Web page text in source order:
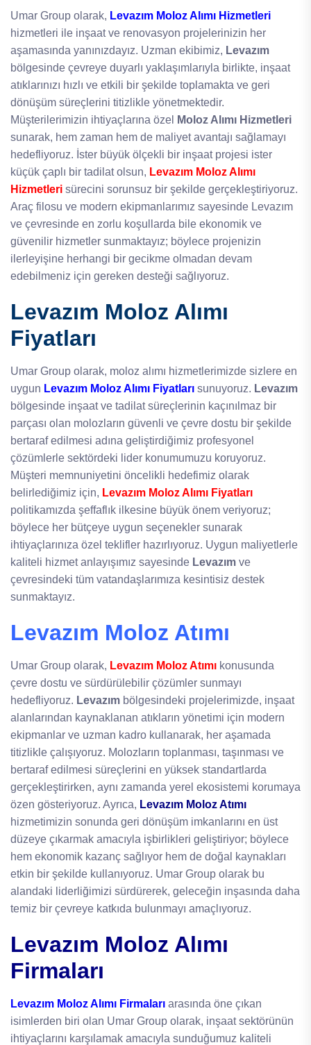
Umar Group olarak, Levazım Moloz Alımı Hizmetleri
hizmetleri ile inşaat ve renovasyon projelerinizin her
aşamasında yanınızdayız. Uzman ekibimiz, Levazım
bölgesinde çevreye duyarlı yaklaşımlarıyla birlikte, inşaat
atıklarınızı hızlı ve etkili bir şekilde toplamakta ve geri
dönüşüm süreçlerini titizlikle yönetmektedir.
Müşterilerimizin ihtiyaçlarına özel
Moloz Alımı Hizmetleri
sunarak, hem zaman hem de maliyet avantajı sağlamayı
hedefliyoruz. İster büyük ölçekli bir inşaat projesi ister
küçük çaplı bir tadilat olsun, Levazım Moloz Alımı
Hizmetleri sürecini sorunsuz bir şekilde gerçekleştiriyoruz.
Araç filosu ve modern ekipmanlarımız sayesinde Levazım
ve çevresinde en zorlu koşullarda bile ekonomik ve
güvenilir hizmetler sunmaktayız; böylece projenizin
ilerleyişine herhangi bir gecikme olmadan devam
edebilmeniz için gereken desteği sağlıyoruz.
Levazım Moloz Alımı
Fiyatları
Umar Group olarak, moloz alımı hizmetlerimizde sizlere en
uygun Levazım Moloz Alımı Fiyatları sunuyoruz. Levazım
bölgesinde inşaat ve tadilat süreçlerinin kaçınılmaz bir
parçası olan molozların güvenli ve çevre dostu bir şekilde
bertaraf edilmesi adına geliştirdiğimiz profesyonel
çözümlerle sektördeki lider konumumuzu koruyoruz.
Müşteri memnuniyetini öncelikli hedefimiz olarak
belirlediğimiz için, Levazım Moloz Alımı Fiyatları
politikamızda şeffaflık ilkesine büyük önem veriyoruz;
böylece her bütçeye uygun seçenekler sunarak
ihtiyaçlarınıza özel teklifler hazırlıyoruz. Uygun maliyetlerle
kaliteli hizmet anlayışımız sayesinde Levazım ve
çevresindeki tüm vatandaşlarımıza kesintisiz destek
sunmaktayız.
Levazım Moloz Atımı
Umar Group olarak, Levazım Moloz Atımı konusunda
çevre dostu ve sürdürülebilir çözümler sunmayı
hedefliyoruz. Levazım bölgesindeki projelerimizde, inşaat
alanlarından kaynaklanan atıkların yönetimi için modern
ekipmanlar ve uzman kadro kullanarak, her aşamada
titizlikle çalışıyoruz. Molozların toplanması, taşınması ve
bertaraf edilmesi süreçlerini en yüksek standartlarda
gerçekleştirirken, aynı zamanda yerel ekosistemi korumaya
özen gösteriyoruz. Ayrıca, Levazım Moloz Atımı
hizmetimizin sonunda geri dönüşüm imkanlarını en üst
düzeye çıkarmak amacıyla işbirlikleri geliştiriyor; böylece
hem ekonomik kazanç sağlıyor hem de doğal kaynakları
etkin bir şekilde kullanıyoruz. Umar Group olarak bu
alandaki liderliğimizi sürdürerek, geleceğin inşasında daha
temiz bir çevreye katkıda bulunmayı amaçlıyoruz.
Levazım Moloz Alımı
Firmaları
Levazım Moloz Alımı Firmaları arasında öne çıkan
isimlerden biri olan Umar Group olarak, inşaat sektörünün
ihtiyaçlarını karşılamak amacıyla sunduğumuz kaliteli